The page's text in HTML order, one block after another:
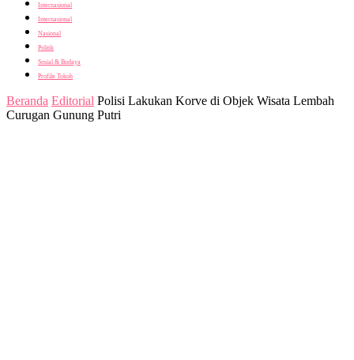
Internasional
Internasional
Nasional
Politik
Sosial & Budaya
Profile Tokoh
Beranda Editorial Polisi Lakukan Korve di Objek Wisata Lembah
Curugan Gunung Putri